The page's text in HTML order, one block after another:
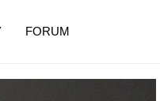
FORUM